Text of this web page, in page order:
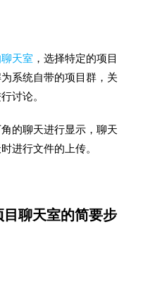
天室 ，选择特定的项目
系统自带的项目群，关
讨论。
的聊天进行显示，聊天
进行文件的上传。
聊天室的简要步